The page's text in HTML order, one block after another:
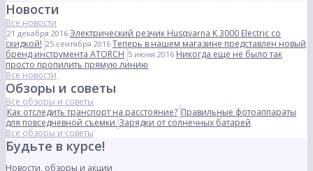
Новости
Все новости
21 декабря 2016 Электрический резчик Husqvarna K 3000 Electric со
скидкой! 25 сентября 2016 Теперь в нашем магазине представлен новый
бренд инструмента ATORCH 5 июня 2016 Никогда еще не было так
просто пропилить прямую линию
Все новости
Обзоры и советы
Все обзоры и советы
Как отследить транспорт на расстояние? Правильные фотоаппараты
для повседневной съемки Зарядки от солнечных батарей
Все обзоры и советы
Будьте в курсе!
Новости, обзоры и акции